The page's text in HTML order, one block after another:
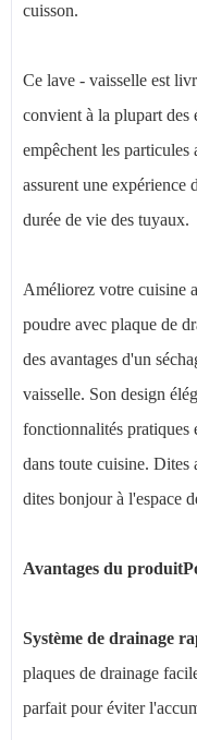
cuisson.
Ce lave - vaisselle est
convient à la plupart des
empêchent les particules
assurent une expérience
durée de vie des tuyaux.
Améliorez votre cuisine
poudre avec plaque de
des avantages d'un
vaisselle. Son design
fonctionnalités pratiques
dans toute cuisine. Dites
dites bonjour à l'espace
Avantages du
Système de drainage
plaques de drainage
parfait pour éviter